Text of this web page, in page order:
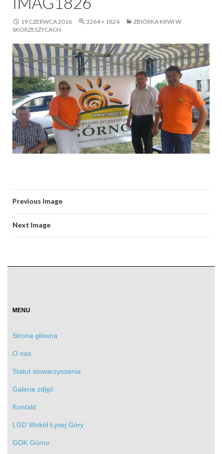
19 CZERWCA 2016 3264 × 1824
ZBIÓRKA KRWI W
SKORZESZYCACH
Previous Image
Next Image
MENU
Strona główna
O nas
Statut stowarzyszenia
Galeria zdjęć
Kontakt
LGD Wokół Łysej Góry
GOK Górno